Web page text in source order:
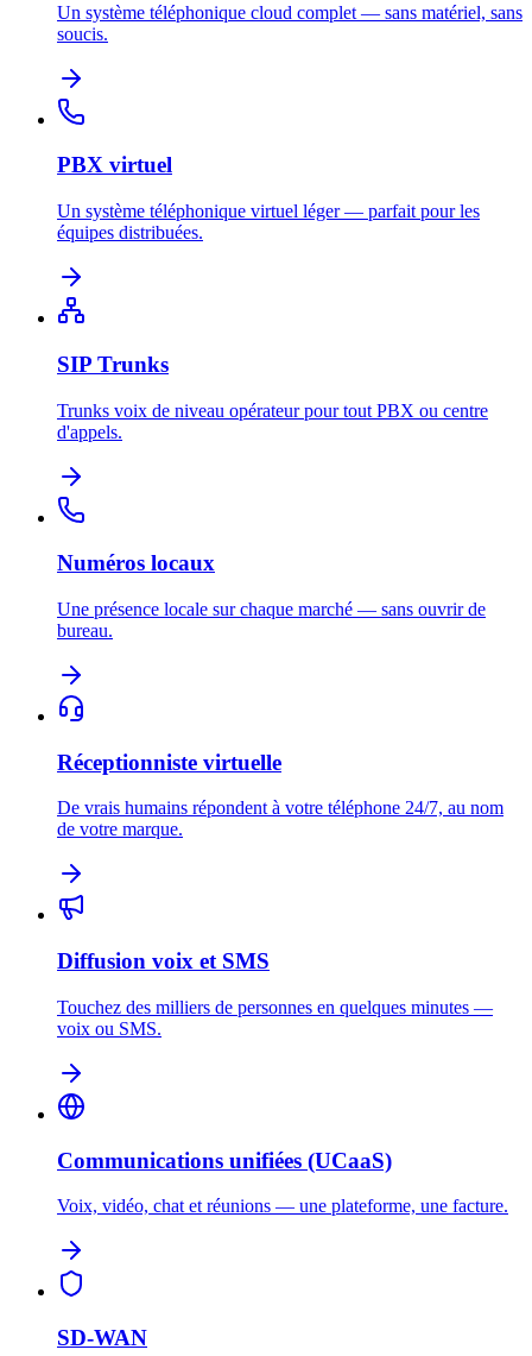
Un système téléphonique cloud complet — sans matériel, sans
soucis.
PBX virtuel
Un système téléphonique virtuel léger — parfait pour les
équipes distribuées.
SIP Trunks
Trunks voix de niveau opérateur pour tout PBX ou centre
d'appels.
Numéros locaux
Une présence locale sur chaque marché — sans ouvrir de
bureau.
Réceptionniste virtuelle
De vrais humains répondent à votre téléphone 24/7, au nom
de votre marque.
Diffusion voix et SMS
Touchez des milliers de personnes en quelques minutes —
voix ou SMS.
Communications unifiées (UCaaS)
Voix, vidéo, chat et réunions — une plateforme, une facture.
SD-WAN